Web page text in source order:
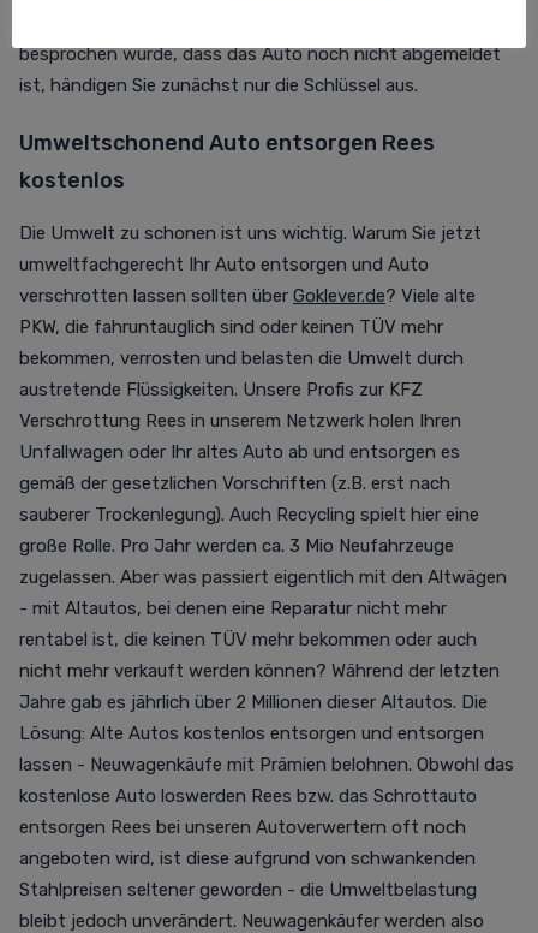
besprochen wurde, dass das Auto noch nicht abgemeldet
ist, händigen Sie zunächst nur die Schlüssel aus.
Umweltschonend Auto entsorgen Rees
kostenlos
Die Umwelt zu schonen ist uns wichtig. Warum Sie jetzt
umweltfachgerecht Ihr Auto entsorgen und Auto
verschrotten lassen sollten über Goklever.de? Viele alte
PKW, die fahruntauglich sind oder keinen TÜV mehr
bekommen, verrosten und belasten die Umwelt durch
austretende Flüssigkeiten. Unsere Profis zur KFZ
Verschrottung Rees in unserem Netzwerk holen Ihren
Unfallwagen oder Ihr altes Auto ab und entsorgen es
gemäß der gesetzlichen Vorschriften (z.B. erst nach
sauberer Trockenlegung). Auch Recycling spielt hier eine
große Rolle. Pro Jahr werden ca. 3 Mio Neufahrzeuge
zugelassen. Aber was passiert eigentlich mit den Altwägen
- mit Altautos, bei denen eine Reparatur nicht mehr
rentabel ist, die keinen TÜV mehr bekommen oder auch
nicht mehr verkauft werden können? Während der letzten
Jahre gab es jährlich über 2 Millionen dieser Altautos. Die
Lösung: Alte Autos kostenlos entsorgen und entsorgen
lassen - Neuwagenkäufe mit Prämien belohnen. Obwohl das
kostenlose Auto loswerden Rees bzw. das Schrottauto
entsorgen Rees bei unseren Autoverwertern oft noch
angeboten wird, ist diese aufgrund von schwankenden
Stahlpreisen seltener geworden - die Umweltbelastung
bleibt jedoch unverändert. Neuwagenkäufer werden also